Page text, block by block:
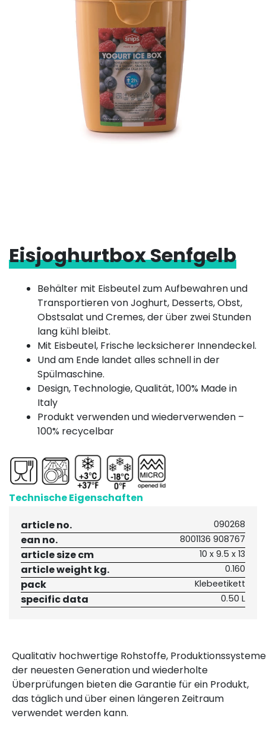
Eisjoghurtbox Senfgelb
Behälter mit Eisbeutel zum Aufbewahren und
Transportieren von Joghurt, Desserts, Obst,
Obstsalat und Cremes, der über zwei Stunden
lang kühl bleibt.
Mit Eisbeutel, Frische lecksicherer Innendeckel.
Und am Ende landet alles schnell in der
Spülmaschine.
Design, Technologie, Qualität, 100% Made in
Italy
Produkt verwenden und wiederverwenden –
100% recycelbar
Technische Eigenschaften
article no.
090268
ean no. 8001136 908767
article size cm 10 x 9.5 x 13
article weight kg. 0.160
pack Klebeetikett
specific data 0.50 L
Qualitativ hochwertige Rohstoffe, Produktionssysteme
der neuesten Generation und wiederholte
Überprüfungen bieten die Garantie für ein Produkt,
das täglich und über einen längeren Zeitraum
verwendet werden kann.